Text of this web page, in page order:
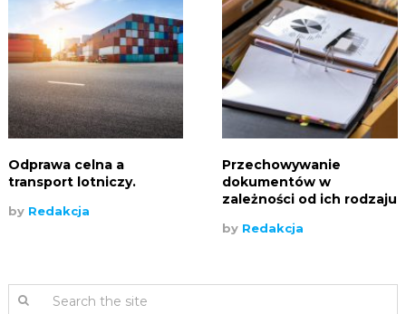
Odprawa celna a
transport lotniczy.
by Redakcja
Przechowywanie
dokumentów w
zależności od ich rodzaju
by Redakcja